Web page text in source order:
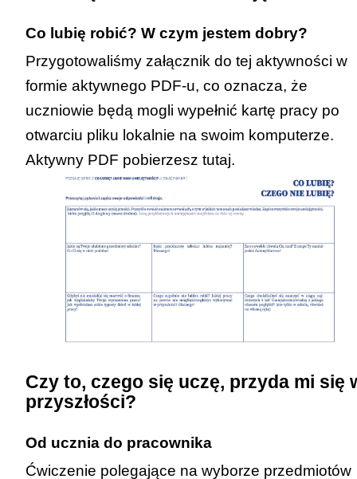
Co lubię robić? W czym jestem dobry?
Przygotowaliśmy załącznik do tej aktywności w
formie aktywnego PDF-u, co oznacza, że
uczniowie będą mogli wypełnić kartę pracy po
otwarciu pliku lokalnie na swoim komputerze.
Aktywny PDF pobierzesz tutaj.
Czy to, czego się uczę, przyda mi się
przyszłości?
Od ucznia do pracownika
Ćwiczenie polegające na wyborze przedmiotów